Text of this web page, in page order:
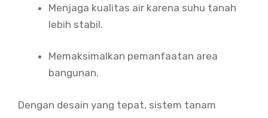
Menjaga kualitas air karena suhu tanah
lebih stabil.
Memaksimalkan pemanfaatan area
bangunan.
Dengan desain yang tepat, sistem tanam